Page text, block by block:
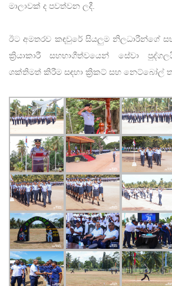
මාලාවක් ද පවත්වන ලදී.
ඊට අමතරව කඳවුරේ සියලුම නිලධාරීන්ගේ
ක්‍රියාකාරී සහභාගීත්වයෙන් සේවා
ශක්තිමත් කිරීම සඳහා ක්‍රිකට් සහ නෙට්බෝල්